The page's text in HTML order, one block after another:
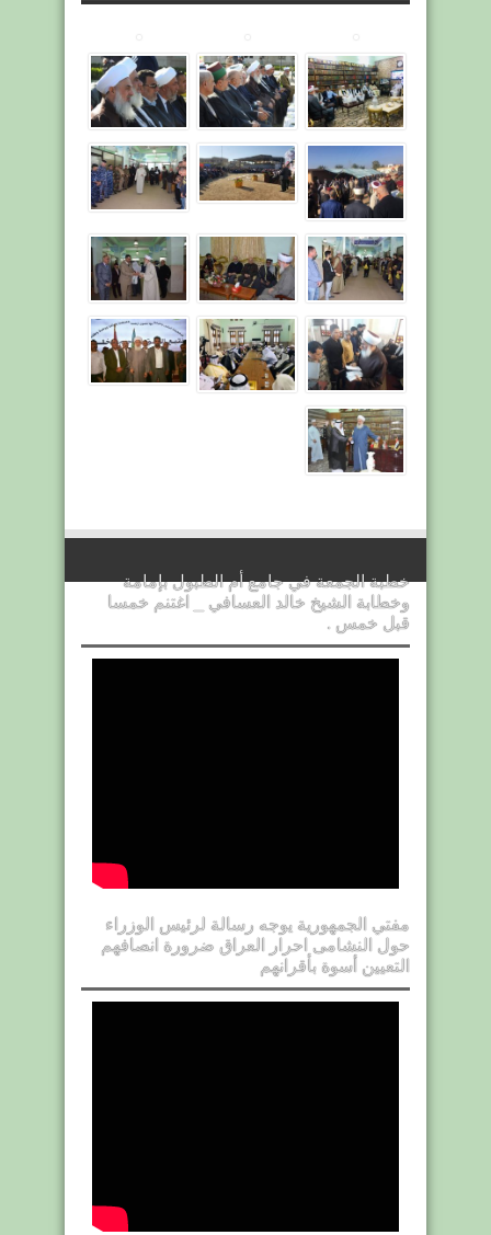
خطبة الجمعة في جامع أم الطبول بإمامة
وخطابة الشيخ خالد العسافي _ اغتنم خمسا
قبل خمس .
مفتي الجمهورية يوجه رسالة لرئيس الوزراء
حول النشامى احرار العراق ضرورة انصافهم
التعيين أسوة بأقرانهم